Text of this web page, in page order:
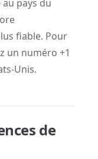
pays du
fiable. Pour
un numéro +1
Unis.
de